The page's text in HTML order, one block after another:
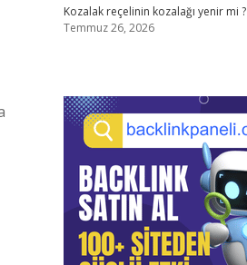
Kozalak reçelinin kozalağı yenir mi ?
Temmuz 26, 2026